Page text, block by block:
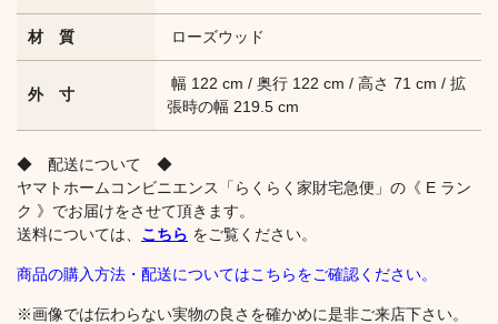
材 質 ローズウッド
外 寸
幅 122 cm / 奥行 122 cm / 高さ 71 cm / 拡
張時の幅 219.5 cm
◆ 配送について ◆
ヤマトホームコンビニエンス「らくらく家財宅急便」の《 E ラン
ク 》でお届けをさせて頂きます。
送料については、 こちら をご覧ください。
商品の購入方法・配送についてはこちらをご確認ください。
※画像では伝わらない実物の良さを確かめに是非ご来店下さい。